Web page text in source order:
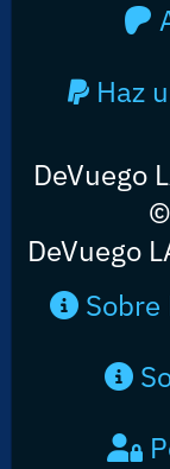
Haz
DeVuego
©
DeVuego
Sobre